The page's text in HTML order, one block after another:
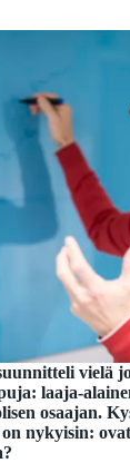
vielä
laaja-
osaajan.
nykyisin: